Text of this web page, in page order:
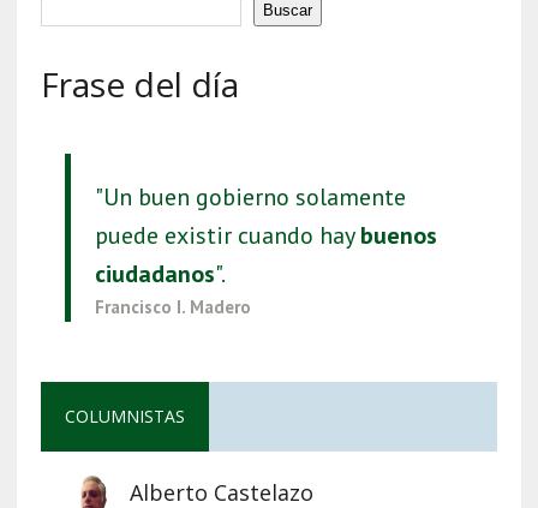
Buscar
Frase del día
"Un buen gobierno solamente
puede existir cuando haybuenos
ciudadanos".
Francisco I. Madero
COLUMNISTAS
Alberto Castelazo